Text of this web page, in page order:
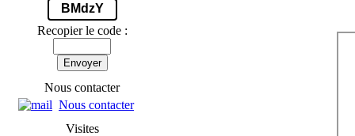
BMdzY
Recopier le code :
Envoyer
Nous contacter
Nous contacter
Visites